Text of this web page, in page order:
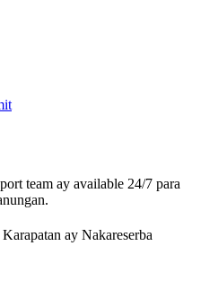
team ay available 24/7 para
ay Nakareserba